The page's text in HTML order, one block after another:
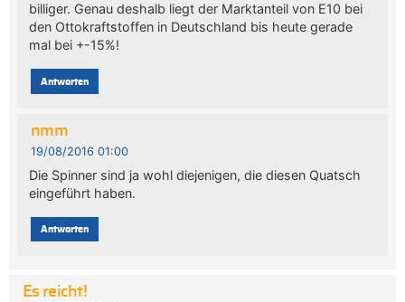
billiger. Genau deshalb liegt der Marktanteil von E10 bei
den Ottokraftstoffen in Deutschland bis heute gerade
mal bei +-15%!
Antworten
nmm
19/08/2016 01:00
Die Spinner sind ja wohl diejenigen, die diesen Quatsch
eingeführt haben.
Antworten
Es reicht!